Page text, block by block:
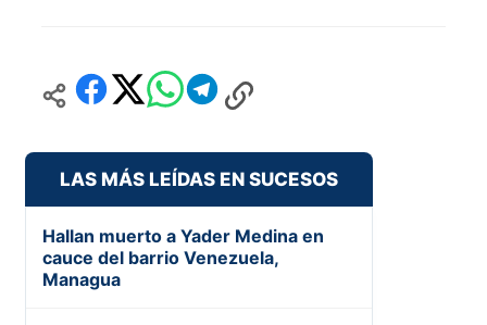
LAS MÁS LEÍDAS EN SUCESOS
Hallan muerto a Yader Medina en
cauce del barrio Venezuela,
Managua